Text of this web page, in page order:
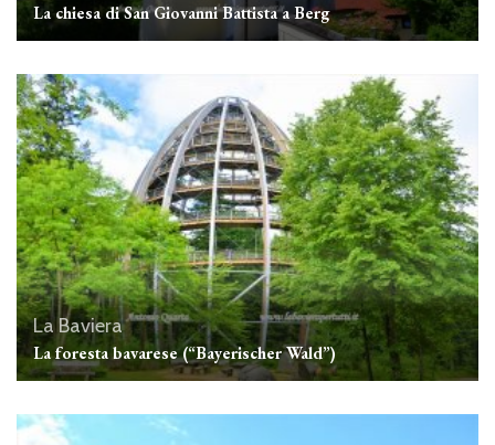
La chiesa di San Giovanni Battista a Berg
La Baviera
La foresta bavarese (“Bayerischer Wald”)